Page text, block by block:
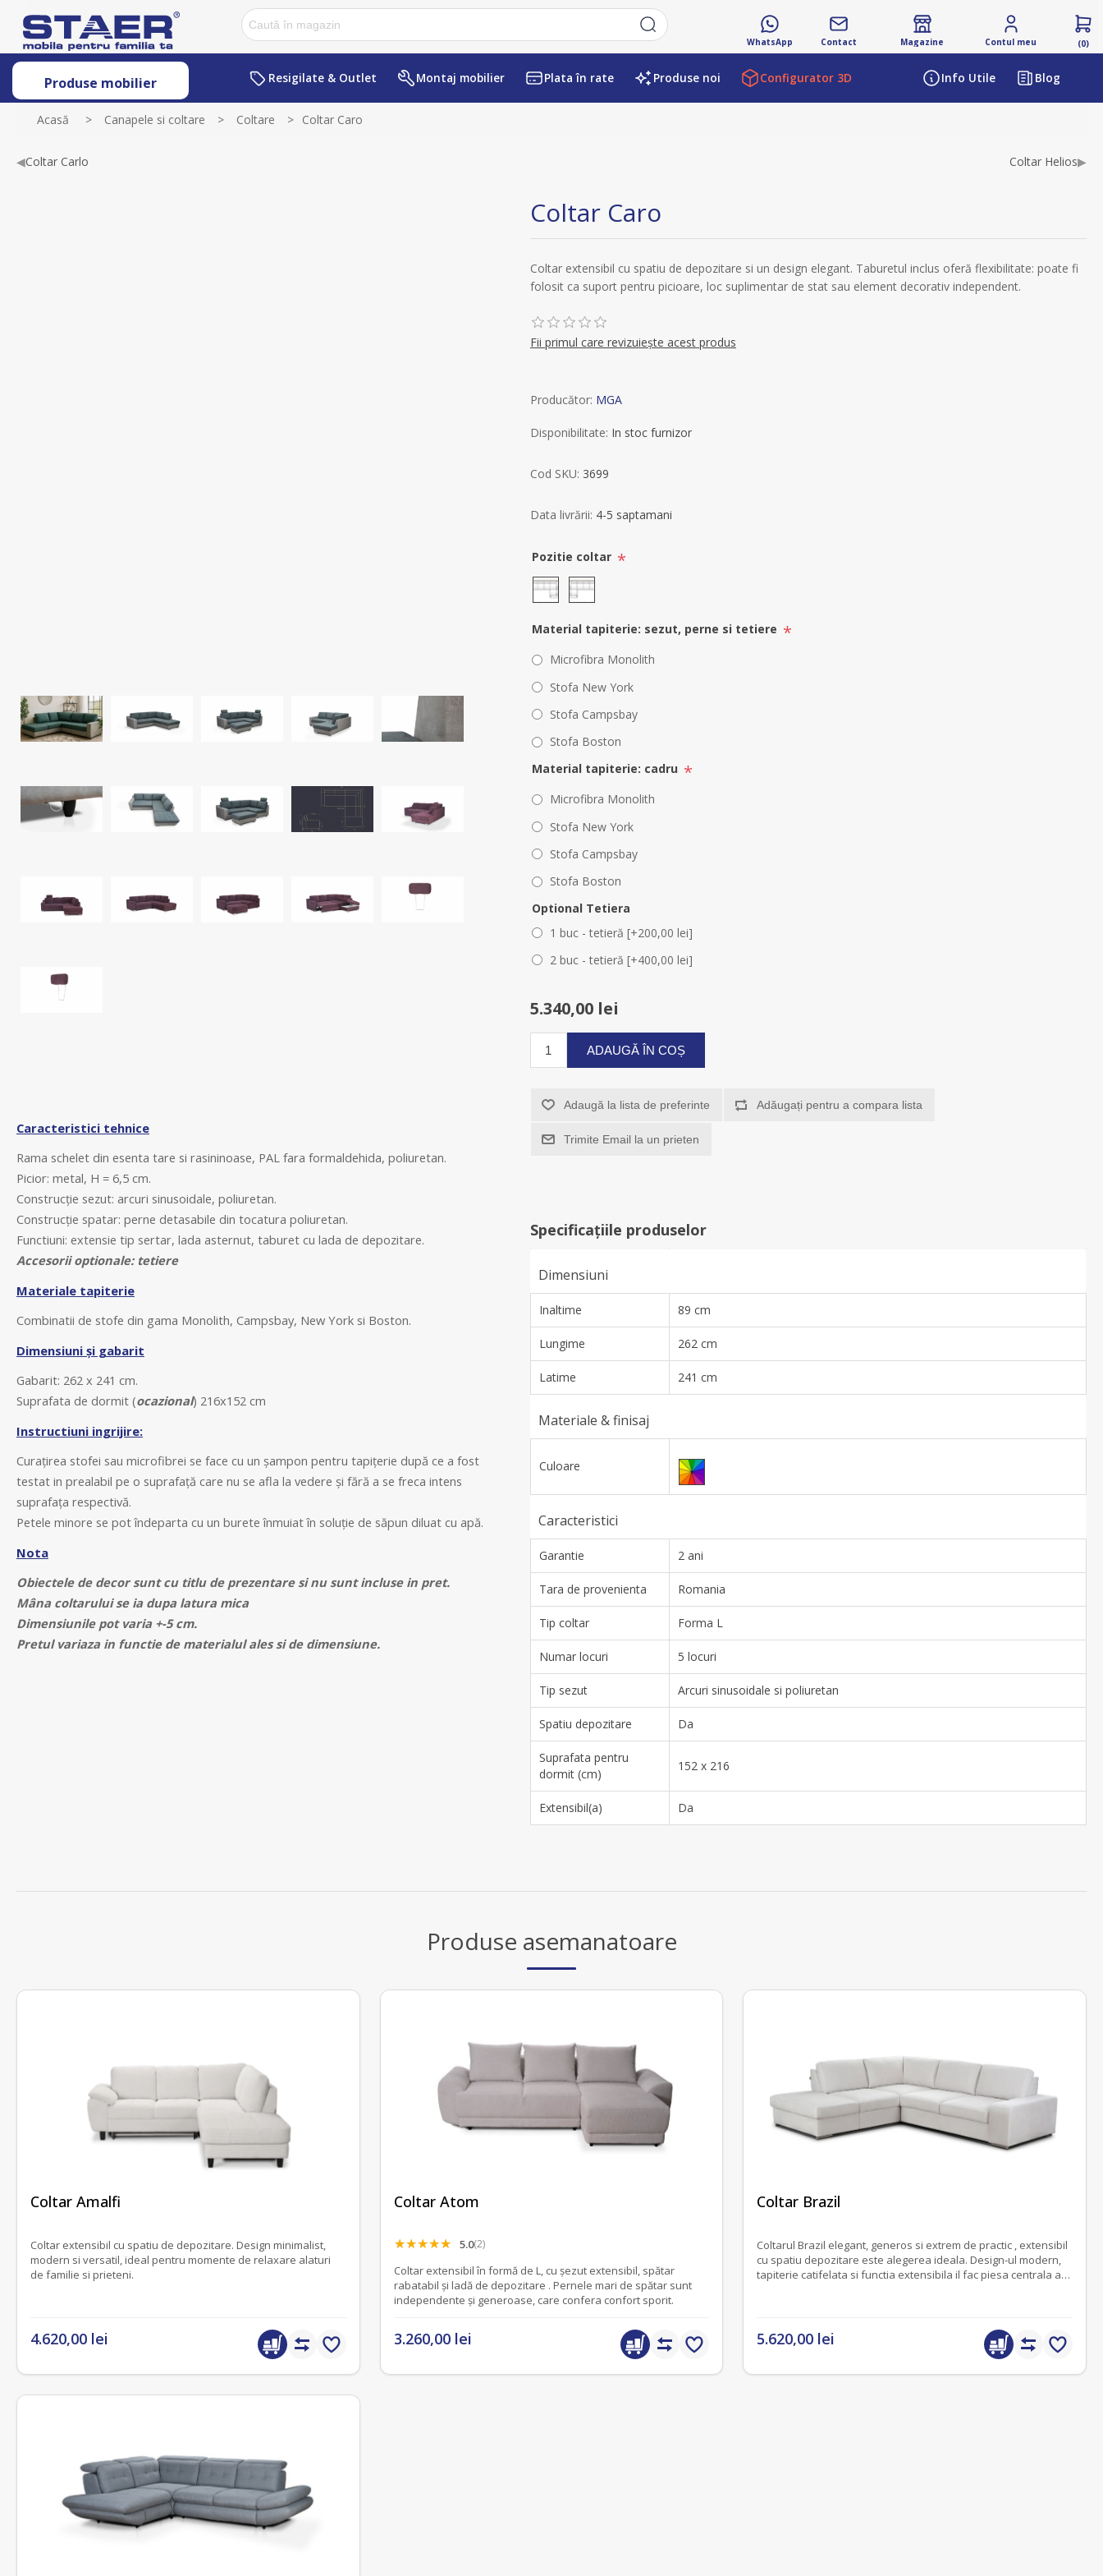
WhatsApp Contact Magazine Contul meu (0)
Produse mobilier Resigilate & Outlet Montaj mobilier Plata în rate Produse noi Configurator 3D Info Utile Blog
Acasă > Canapele si coltare > Coltare > Coltar Caro
◀Coltar Carlo Coltar Helios▶
Coltar Caro
Coltar extensibil cu spatiu de depozitare si un design elegant. Taburetul inclus oferă flexibilitate: poate fi
folosit ca suport pentru picioare, loc suplimentar de stat sau element decorativ independent.
Fii primul care revizuiește acest produs
Producător: MGA
Disponibilitate: In stoc furnizor
Cod SKU: 3699
Data livrării: 4-5 saptamani
Pozitie coltar *
Material tapiterie: sezut, perne si tetiere *
Microfibra Monolith
Stofa New York
Stofa Campsbay
Stofa Boston
Material tapiterie: cadru *
Microfibra Monolith
Stofa New York
Stofa Campsbay
Stofa Boston
Optional Tetiera
1 buc - tetieră [+200,00 lei]
2 buc - tetieră [+400,00 lei]
5.340,00 lei
ADAUGĂ ÎN COȘ
Adaugă la lista de preferinte Adăugați pentru a compara lista
Trimite Email la un prieten
Caracteristici tehnice
Rama schelet din esenta tare si rasininoase, PAL fara formaldehida, poliuretan.
Picior: metal, H = 6,5 cm.
Construcție sezut: arcuri sinusoidale, poliuretan.
Construcție spatar: perne detasabile din tocatura poliuretan.
Functiuni: extensie tip sertar, lada asternut, taburet cu lada de depozitare.
Accesorii optionale: tetiere
Materiale tapiterie
Combinatii de stofe din gama Monolith, Campsbay, New York si Boston.
Dimensiuni și gabarit
Gabarit: 262 x 241 cm.
Suprafata de dormit (ocazional) 216x152 cm
Instructiuni ingrijire:
Curațirea stofei sau microfibrei se face cu un șampon pentru tapițerie după ce a fost
testat in prealabil pe o suprafață care nu se afla la vedere și fără a se freca intens
suprafața respectivă.
Petele minore se pot îndeparta cu un burete înmuiat în soluție de săpun diluat cu apă.
Nota
Obiectele de decor sunt cu titlu de prezentare si nu sunt incluse in pret.
Mâna coltarului se ia dupa latura mica
Dimensiunile pot varia +-5 cm.
Pretul variaza in functie de materialul ales si de dimensiune.
Specificațiile produselor
Numele atributului Valoarea atributului
Dimensiuni
Inaltime 89 cm
Lungime 262 cm
Latime 241 cm
Materiale & finisaj
Culoare
Caracteristici
Garantie 2 ani
Tara de provenienta Romania
Tip coltar Forma L
Numar locuri 5 locuri
Tip sezut Arcuri sinusoidale si poliuretan
Spatiu depozitare Da
Suprafata pentru
dormit (cm)
152 x 216
Extensibil(a) Da
Produse asemanatoare
Coltar Amalfi
Coltar extensibil cu spatiu de depozitare. Design minimalist,
modern si versatil, ideal pentru momente de relaxare alaturi
de familie si prieteni.
4.620,00 lei
Coltar Atom
5.0(2)
Coltar extensibil în formă de L, cu șezut extensibil, spătar
rabatabil și ladă de depozitare . Pernele mari de spătar sunt
independente și generoase, care confera confort sporit.
3.260,00 lei
Coltar Brazil
Coltarul Brazil elegant, generos si extrem de practic , extensibil
cu spatiu depozitare este alegerea ideala. Design-ul modern,
tapiterie catifelata si functia extensibila il fac piesa centrala a
5.620,00 lei